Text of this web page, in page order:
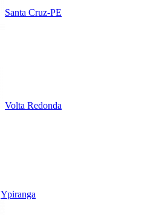
Santa Cruz-PE
Volta Redonda
Ypiranga